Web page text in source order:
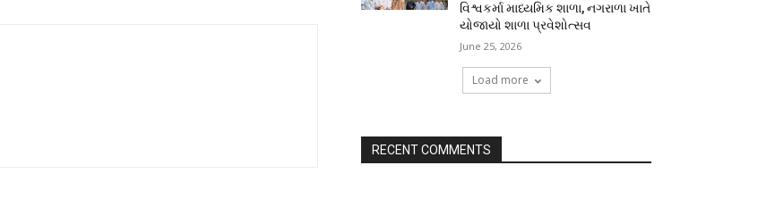
વિશ્વકર્મા માધ્યમિક શાળા, નગરાળા ખાતે
યોજાયો શાળા પ્રવેશોત્સવ
June 25, 2026
Load more
RECENT COMMENTS